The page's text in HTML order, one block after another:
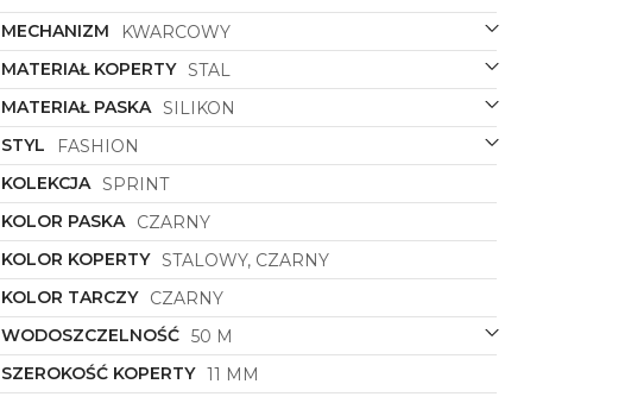
MECHANIZM
KWARCOWY
MATERIAŁ KOPERTY STAL
MATERIAŁ PASKA SILIKON
STYL
FASHION
KOLEKCJA SPRINT
KOLOR PASKA
CZARNY
KOLOR KOPERTY STALOWY, CZARNY
KOLOR TARCZY
CZARNY
WODOSZCZELNOŚĆ 50 M
SZEROKOŚĆ KOPERTY 11 MM